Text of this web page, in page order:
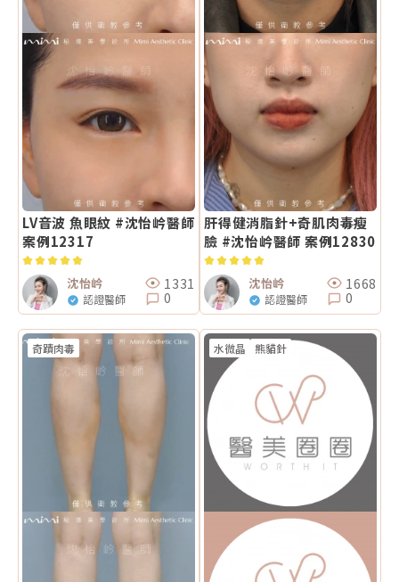
LV音波 魚眼紋 #沈怡岒醫師
案例12317
沈怡岒
認證醫師
1331
0
奇蹟肉毒
肝得健消脂針+奇肌肉毒瘦
臉 #沈怡岒醫師 案例12830
沈怡岒
認證醫師
1668
0
水微晶 熊貓針